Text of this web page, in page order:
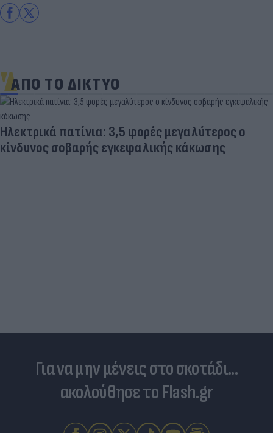
ΑΠΟ ΤΟ ΔΙΚΤΥΟ
Ηλεκτρικά πατίνια: 3,5 φορές μεγαλύτερος ο
κίνδυνος σοβαρής εγκεφαλικής κάκωσης
Για να μην μένεις στο σκοτάδι...
ακολούθησε το Flash.gr